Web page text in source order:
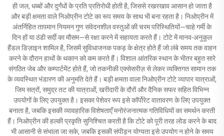
ही जल, धब्बों और दुर्गंधों के प्रति प्रतिरोधी होती है, जिससे रखरखाव आसान हो जाता है
और बड़ी क्षमता वाले निओप्रीन टोटे का रूप समय के साथ भी बना रहता है। निओप्रीन में
अंतर्निहित तापमान नियमन गुण संवेदनशील वस्तुओं की चरम परिस्थितियों—चाहे गर्मी के
दिन हों या ठंडी सर्दी का मौसम—से रक्षा करने में सहायता करते हैं। टोटे में मानव-अनुकूल
हैंडल डिज़ाइन शामिल है, जिसमें सुविधाजनक पकड़ के क्षेत्र होते हैं जो लंबे समय तक वाहन
करने के दौरान हाथों के थकान को कम करते हैं। विशाल आंतरिक स्थान के भीतर बहुत सारे
संगठित जेब और कम्पार्टमेंट होते हैं, जो तकनीकी एक्सेसरीज़ से लेकर व्यक्तिगत सामान तक
के व्यवस्थित भंडारण की अनुमति देते हैं। बड़ी क्षमता वाला निओप्रीन टोटे व्यापार यात्राओं,
जिम सत्रों, समुद्र तट की यात्राओं, खरीदारी के दौरों और दैनिक सफर सहित विभिन्न
उपयोगों के लिए उपयुक्त है। इसका पेशेवर रूप इसे कॉर्पोरेट वातावरण के लिए उपयुक्त
बनाता है, जबकि इसकी व्यावहारिक विशेषताएँ मनोरंजनात्मक गतिविधियों का समर्थन करती
हैं। निओप्रीन की हल्की प्रकृति सुनिश्चित करती है कि टोटे को पूरी तरह लोड करने के बाद
भी आसानी से संभाला जा सके, जबकि इसकी संपीड़न योग्यता इसे उपयोग न होने के समय